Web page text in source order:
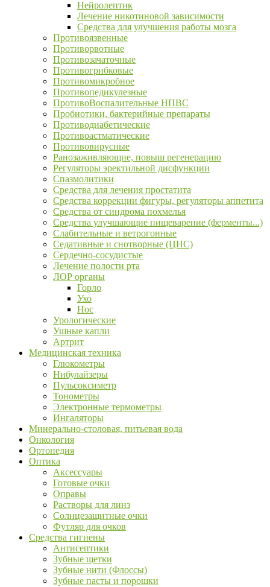
Нейролептик
Лечение никотиновой зависимости
Средства для улучшения работы мозга
Противоязвенные
Противорвотные
Противозачаточные
Противогрибковые
Противомикробное
Противопедикулезные
ПротивоВоспалительные НПВС
Пробиотики, бактерийные препараты
Противодиабетические
Противоастматические
Противовирусные
Ранозаживляющие, повыш регенерацию
Регуляторы эректильной дисфункции
Спазмолитики
Средства для лечения простатита
Средства коррекции фигуры, регуляторы аппетита
Средства от синдрома похмелья
Средства улучшающие пищеварение (ферменты...)
Слабительные и ветрогонные
Седативные и снотворные (ЦНС)
Сердечно-сосудистые
Лечение полости рта
ЛОР органы
Горло
Ухо
Нос
Урологические
Ушные капли
Артрит
Медицинская техника
Глюкометры
Нибулайзеры
Пульсоксиметр
Тонометры
Электронные термометры
Ингаляторы
Минерально-столовая, питьевая вода
Онкология
Ортопедия
Оптика
Аксессуары
Готовые очки
Оправы
Растворы для линз
Солнцезащитные очки
Футляр для очков
Средства гигиены
Антисептики
Зубные щетки
Зубные нити (Флоссы)
Зубные пасты и порошки